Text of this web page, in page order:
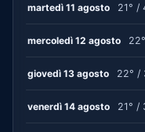
martedì 11 agosto 21° /
mercoledì 12 agosto
giovedì 13 agosto 22° /
venerdì 14 agosto 21° /